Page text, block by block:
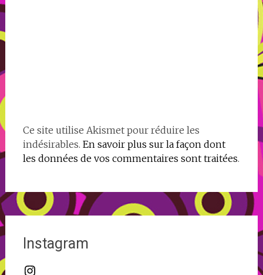
Ce site utilise Akismet pour réduire les
indésirables. En savoir plus sur la façon dont
les données de vos commentaires sont traitées.
Instagram
Instagram